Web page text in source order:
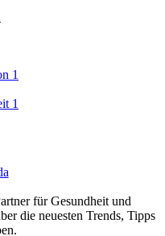
1
1
für Gesundheit und
die neuesten Trends, Tipps